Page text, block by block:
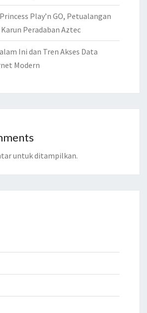
Play’n GO, Petualangan
Peradaban Aztec
Ini dan Tren Akses Data
Modern
untuk ditampilkan.